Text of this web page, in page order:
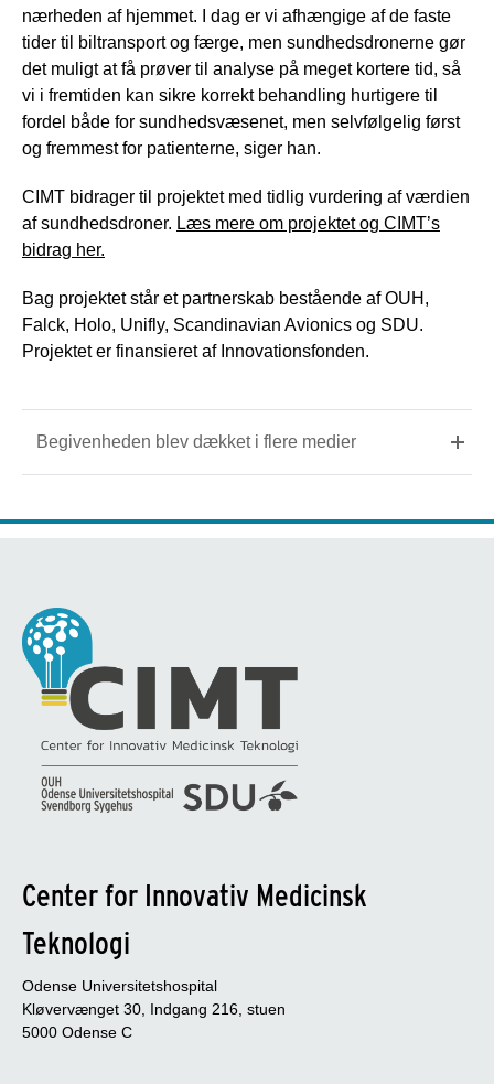
nærheden af hjemmet. I dag er vi afhængige af de faste
tider til biltransport og færge, men sundhedsdronerne gør
det muligt at få prøver til analyse på meget kortere tid, så
vi i fremtiden kan sikre korrekt behandling hurtigere til
fordel både for sundhedsvæsenet, men selvfølgelig først
og fremmest for patienterne, siger han.
CIMT bidrager til projektet med tidlig vurdering af værdien
af sundhedsdroner. Læs mere om projektet og CIMT’s
bidrag her.
Bag projektet står et partnerskab bestående af OUH,
Falck, Holo, Unifly, Scandinavian Avionics og SDU.
Projektet er finansieret af Innovationsfonden.
Begivenheden blev dækket i flere medier
Center for Innovativ Medicinsk
Teknologi
Odense Universitetshospital
Kløvervænget 30, Indgang 216, stuen
5000 Odense C